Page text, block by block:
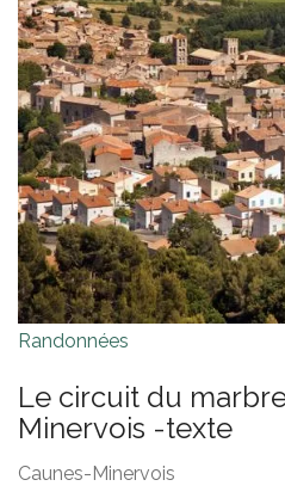
Randonnées
Le circuit du
Minervois -texte
Caunes-Minervois